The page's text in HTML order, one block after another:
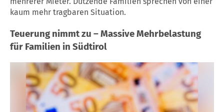
kaum mehr tragbaren Situation.
Teuerung nimmt zu – Massive Mehrbelastung
für Familien in Südtirol